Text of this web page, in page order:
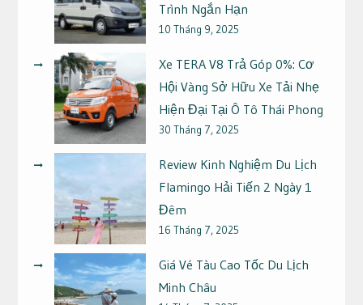
Trình Ngắn Hạn
10 Tháng 9, 2025
Xe TERA V8 Trả Góp 0%: Cơ
Hội Vàng Sở Hữu Xe Tải Nhẹ
Hiện Đại Tại Ô Tô Thái Phong
30 Tháng 7, 2025
Review Kinh Nghiệm Du Lịch
Flamingo Hải Tiến 2 Ngày 1
Đêm
16 Tháng 7, 2025
Giá Vé Tàu Cao Tốc Du Lịch
Minh Châu